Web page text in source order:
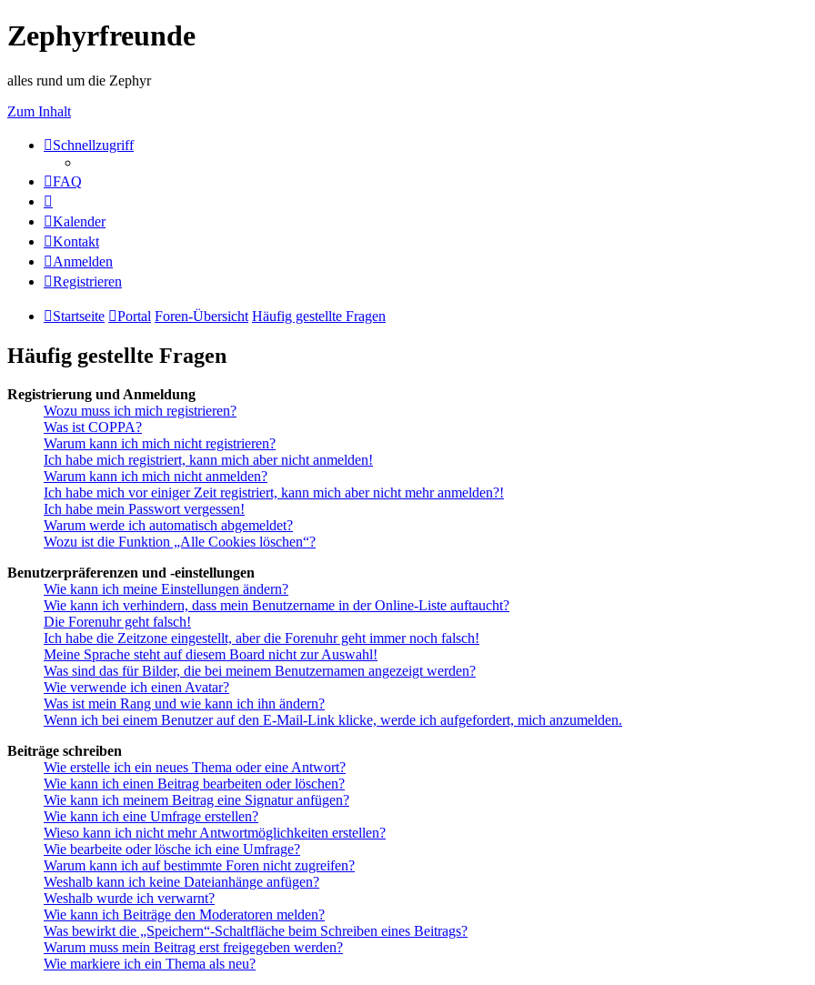
Zephyrfreunde
alles rund um die Zephyr
Zum Inhalt
Schnellzugriff
FAQ
Kalender
Kontakt
Anmelden
Registrieren
Startseite Portal Foren-Übersicht Häufig gestellte Fragen
Häufig gestellte Fragen
Registrierung und Anmeldung
Wozu muss ich mich registrieren?
Was ist COPPA?
Warum kann ich mich nicht registrieren?
Ich habe mich registriert, kann mich aber nicht anmelden!
Warum kann ich mich nicht anmelden?
Ich habe mich vor einiger Zeit registriert, kann mich aber nicht mehr anmelden?!
Ich habe mein Passwort vergessen!
Warum werde ich automatisch abgemeldet?
Wozu ist die Funktion „Alle Cookies löschen“?
Benutzerpräferenzen und -einstellungen
Wie kann ich meine Einstellungen ändern?
Wie kann ich verhindern, dass mein Benutzername in der Online-Liste auftaucht?
Die Forenuhr geht falsch!
Ich habe die Zeitzone eingestellt, aber die Forenuhr geht immer noch falsch!
Meine Sprache steht auf diesem Board nicht zur Auswahl!
Was sind das für Bilder, die bei meinem Benutzernamen angezeigt werden?
Wie verwende ich einen Avatar?
Was ist mein Rang und wie kann ich ihn ändern?
Wenn ich bei einem Benutzer auf den E-Mail-Link klicke, werde ich aufgefordert, mich anzumelden.
Beiträge schreiben
Wie erstelle ich ein neues Thema oder eine Antwort?
Wie kann ich einen Beitrag bearbeiten oder löschen?
Wie kann ich meinem Beitrag eine Signatur anfügen?
Wie kann ich eine Umfrage erstellen?
Wieso kann ich nicht mehr Antwortmöglichkeiten erstellen?
Wie bearbeite oder lösche ich eine Umfrage?
Warum kann ich auf bestimmte Foren nicht zugreifen?
Weshalb kann ich keine Dateianhänge anfügen?
Weshalb wurde ich verwarnt?
Wie kann ich Beiträge den Moderatoren melden?
Was bewirkt die „Speichern“-Schaltfläche beim Schreiben eines Beitrags?
Warum muss mein Beitrag erst freigegeben werden?
Wie markiere ich ein Thema als neu?